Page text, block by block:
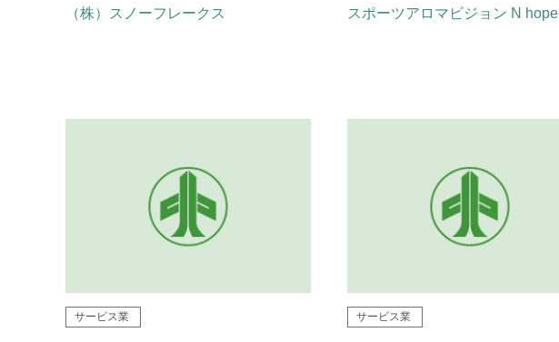
（株）スノーフレークス スポーツアロマビジョン N hope
サービス業 サービス業